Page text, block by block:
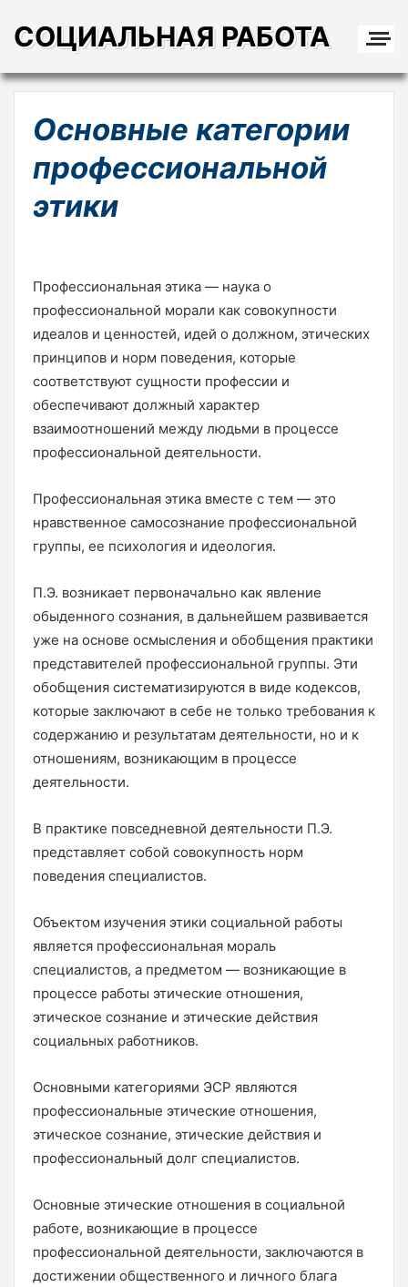
СОЦИАЛЬНАЯ РАБОТА
Основные категории
профессиональной
этики
Профессиональная этика — наука о
профессиональной морали как совокупности
идеалов и ценностей, идей о должном, этических
принципов и норм поведения, которые
соответствуют сущности профессии и
обеспечивают должный характер
взаимоотношений между людьми в процессе
профессиональной деятельности.
Профессиональная этика вместе с тем — это
нравственное самосознание профессиональной
группы, ее психология и идеология.
П.Э. возникает первоначально как явление
обыденного сознания, в дальнейшем развивается
уже на основе осмысления и обобщения практики
представителей профессиональной группы. Эти
обобщения систематизируются в виде кодексов,
которые заключают в себе не только требования к
содержанию и результатам деятельности, но и к
отношениям, возникающим в процессе
деятельности.
В практике повседневной деятельности П.Э.
представляет собой совокупность норм
поведения специалистов.
Объектом изучения этики социальной работы
является профессиональная мораль
специалистов, а предметом — возникающие в
процессе работы этические отношения,
этическое сознание и этические действия
социальных работников.
Основными категориями ЭСР являются
профессиональные этические отношения,
этическое сознание, этические действия и
профессиональный долг специалистов.
Основные этические отношения в социальной
работе, возникающие в процессе
профессиональной деятельности, заключаются в
достижении общественного и личного блага